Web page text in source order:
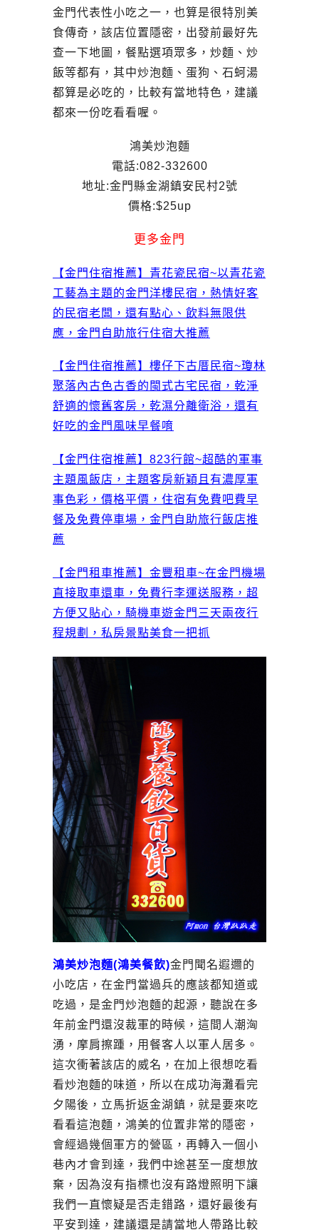
金門代表性小吃之一，也算是很特別美
食傳奇，該店位置隱密，出發前最好先
查一下地圖，餐點選項眾多，炒麵、炒
飯等都有，其中炒泡麵、蛋狗、石蚵湯
都算是必吃的，比較有當地特色，建議
都來一份吃看看喔。
鴻美炒泡麵
電話:082-332600
地址:金門縣金湖鎮安民村2號
價格:$25up
更多金門
【金門住宿推薦】青花瓷民宿~以青花瓷
工藝為主題的金門洋樓民宿，熱情好客
的民宿老闆，還有點心、飲料無限供
應，金門自助旅行住宿大推薦
【金門住宿推薦】樓仔下古厝民宿~瓊林
聚落內古色古香的閩式古宅民宿，乾淨
舒適的懷舊客房，乾濕分離衛浴，還有
好吃的金門風味早餐唷
【金門住宿推薦】823行館~超酷的軍事
主題風飯店，主題客房新穎且有濃厚軍
事色彩，價格平價，住宿有免費吧費早
餐及免費停車場，金門自助旅行飯店推
薦
【金門租車推薦】金豐租車~在金門機場
直接取車還車，免費行李運送服務，超
方便又貼心，騎機車遊金門三天兩夜行
程規劃，私房景點美食一把抓
鴻美炒泡麵(鴻美餐飲)金門聞名遐邇的
小吃店，在金門當過兵的應該都知道或
吃過，是金門炒泡麵的起源，聽說在多
年前金門還沒裁軍的時候，這間人潮洶
湧，摩肩擦踵，用餐客人以軍人居多。
這次衝著該店的威名，在加上很想吃看
看炒泡麵的味道，所以在成功海灘看完
夕陽後，立馬折返金湖鎮，就是要來吃
看看這泡麵，鴻美的位置非常的隱密，
會經過幾個軍方的營區，再轉入一個小
巷內才會到達，我們中途甚至一度想放
棄，因為沒有指標也沒有路燈照明下讓
我們一直懷疑是否走錯路，還好最後有
平安到達，建議還是請當地人帶路比較